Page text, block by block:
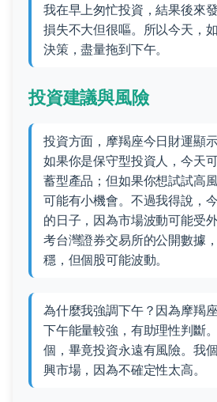
我在早上匆忙投資，結果後來
損失不大但很嘔。所以今天，
決策，盡量拖到下午。
投資建議與風險
投資方面，摩羯座今日財運顯
如果你是保守型投資人，今天
蓄型產品；但如果你想試試高
可能有小機會。不過我得說，
的日子，因為市場波動可能受
考台灣證券交易所的公開數據
穩，但個股可能波動。
為什麼我強調下午？因為摩羯
下午能量較強，有助理性判斷
個，畢竟投資永遠有風險。我
興市場，因為不確定性太高。